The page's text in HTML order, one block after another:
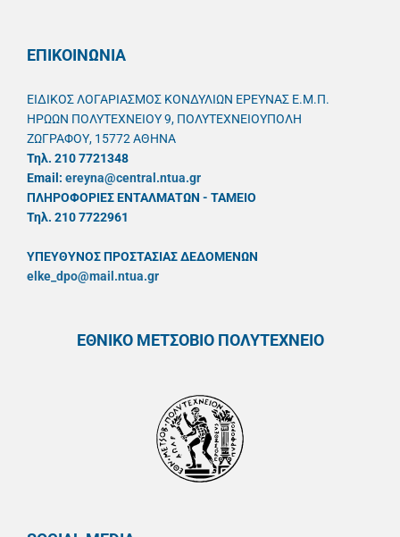
ΕΠΙΚΟΙΝΩΝΙΑ
ΕΙΔΙΚΟΣ ΛΟΓΑΡΙΑΣΜΟΣ ΚΟΝΔΥΛΙΩΝ ΕΡΕΥΝΑΣ Ε.Μ.Π.
ΗΡΩΩΝ ΠΟΛΥΤΕΧΝΕΙΟΥ 9, ΠΟΛΥΤΕΧΝΕΙΟΥΠΟΛΗ
ΖΩΓΡΑΦΟΥ, 15772 ΑΘΗΝΑ
Τηλ. 210 7721348
Email: ereyna@central.ntua.gr
ΠΛΗΡΟΦΟΡΙΕΣ ΕΝΤΑΛΜΑΤΩΝ - ΤΑΜΕΙΟ
Τηλ. 210 7722961
ΥΠΕΥΘYΝΟΣ ΠΡΟΣΤΑΣΙΑΣ ΔΕΔΟΜΕΝΩΝ
elke_dpo@mail.ntua.gr
ΕΘΝΙΚΟ ΜΕΤΣΟΒΙΟ ΠΟΛΥΤΕΧΝΕΙΟ